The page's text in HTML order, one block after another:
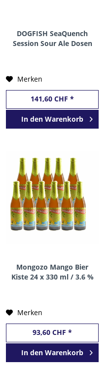
DOGFISH SeaQuench
Session Sour Ale Dosen
Merken
141,60 CHF *
In den Warenkorb
Mongozo Mango Bier
Kiste 24 x 330 ml / 3.6 %
Merken
93,60 CHF *
In den Warenkorb